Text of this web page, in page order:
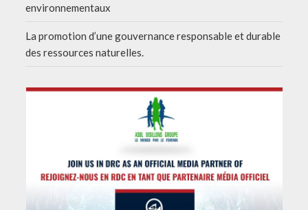
environnementaux
La promotion d’une gouvernance responsable et durable
des ressources naturelles.